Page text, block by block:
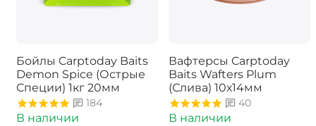
Бойлы Carptoday Baits
Demon Spice (Острые
Специи) 1кг 20мм
184
В наличии
Вафтерсы Carptoday
Baits Wafters Plum
(Слива) 10х14мм
40
В наличии